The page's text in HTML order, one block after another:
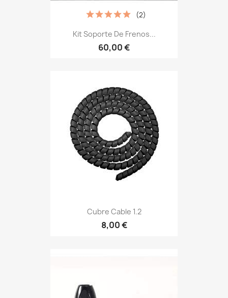
Kit Soporte De Frenos...
60,00 €
(2)
Cubre Cable 1.2
8,00 €